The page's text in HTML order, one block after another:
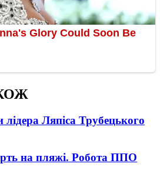
лідера Ляпіса Трубецького
на пляжі. Робота ППО